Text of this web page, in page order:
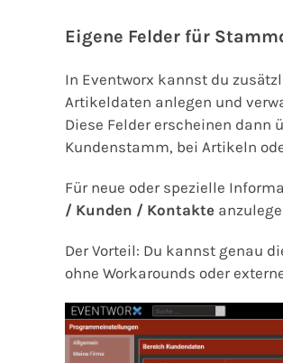
Eigene Felder für
In Eventworx kannst du
Artikeldaten anlegen und
Diese Felder erscheinen dann
Kundenstamm, bei Artikeln
Für neue oder spezielle
/ Kunden / Kontakte
Der Vorteil: Du kannst genau
ohne Workarounds oder